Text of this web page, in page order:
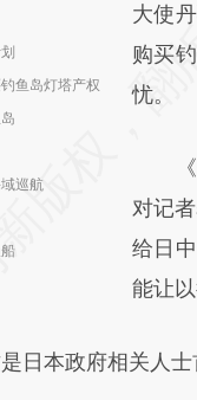
鱼岛灯塔产权
巡航
财新
比对和
大使
购买
忧。
《金
对记
给日
能让
本政府相关人士